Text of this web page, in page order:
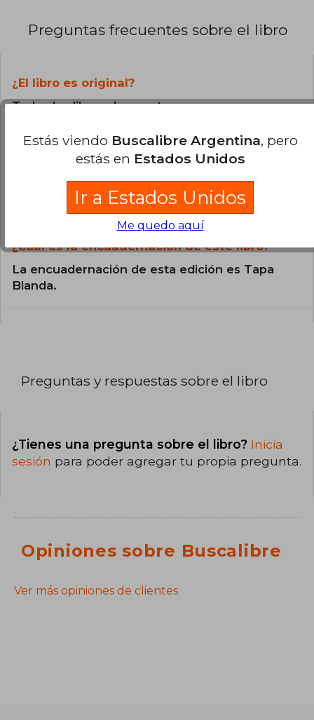
Preguntas frecuentes sobre el libro
¿El libro es original?
Todos los libros de nuestro
¿En qué Idioma está escrito el
El libro está escrito en Inglés.
¿Cuál es la encuadernación de este libro?
La encuadernación de esta edición es Tapa
Blanda.
Preguntas y respuestas sobre el libro
¿Tienes una pregunta sobre el libro? Inicia
sesión para poder agregar tu propia pregunta.
Opiniones sobre Buscalibre
Ver más opiniones de clientes
Estás viendo Buscalibre Argentina, pero
estás en Estados Unidos
Ir a Estados Unidos
Me quedo aquí